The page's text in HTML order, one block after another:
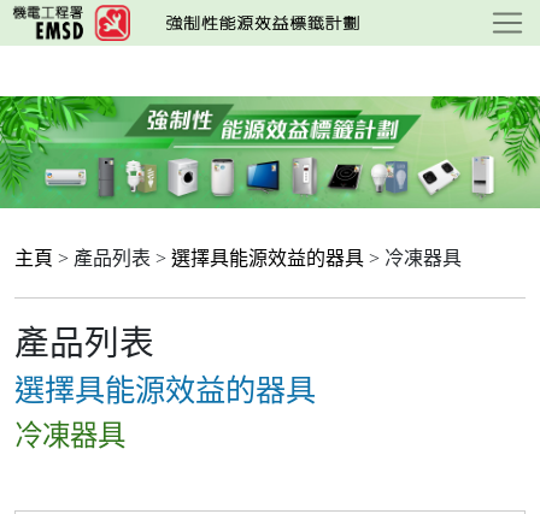
跳
至
要
內
容
主頁 > 產品列表 > 選擇具能源效益的器具 > 冷凍器具
產品列表
選擇具能源效益的器具
冷凍器具